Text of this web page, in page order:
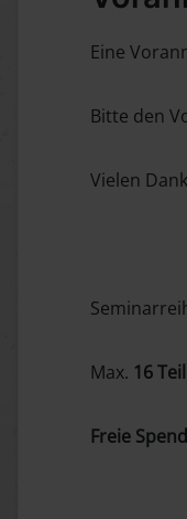
Eine
Bitte den
Vielen
Max. 16
Freie